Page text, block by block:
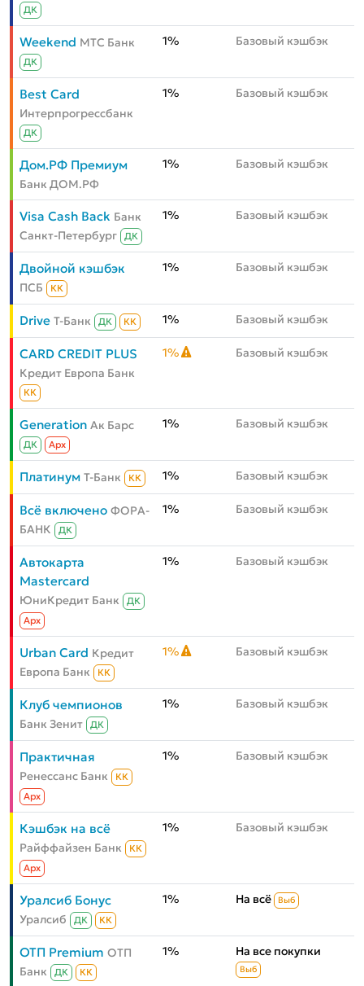
ДК
Weekend МТС Банк
ДК
1% Базовый кэшбэк
Best Card
Интерпрогрессбанк
ДК
1% Базовый кэшбэк
Дом.РФ Премиум
Банк ДОМ.РФ
1% Базовый кэшбэк
Visa Cash Back Банк
Санкт-Петербург
ДК
1% Базовый кэшбэк
Двойной кэшбэк
ПСБ КК
1% Базовый кэшбэк
Drive Т-Банк ДК КК 1% Базовый кэшбэк
CARD CREDIT PLUS
Кредит Европа Банк
КК
1% Базовый кэшбэк
Generation Ак Барс
ДК Aрх
1% Базовый кэшбэк
Платинум Т-Банк КК 1% Базовый кэшбэк
Всё включено ФОРА-
БАНК
ДК
1% Базовый кэшбэк
Автокарта
Mastercard
ЮниКредит Банк
ДК
Aрх
1% Базовый кэшбэк
Urban Card Кредит
Европа Банк
КК
1% Базовый кэшбэк
Клуб чемпионов
Банк Зенит ДК
1% Базовый кэшбэк
Практичная
Ренессанс Банк
КК
Aрх
1% Базовый кэшбэк
Кэшбэк на всё
Райффайзен Банк
КК
Aрх
1% Базовый кэшбэк
Уралсиб Бонус
Уралсиб ДК КК
1% На всё Выб
ОТП Premium ОТП
Банк
ДК КК
1% На все покупки
Выб